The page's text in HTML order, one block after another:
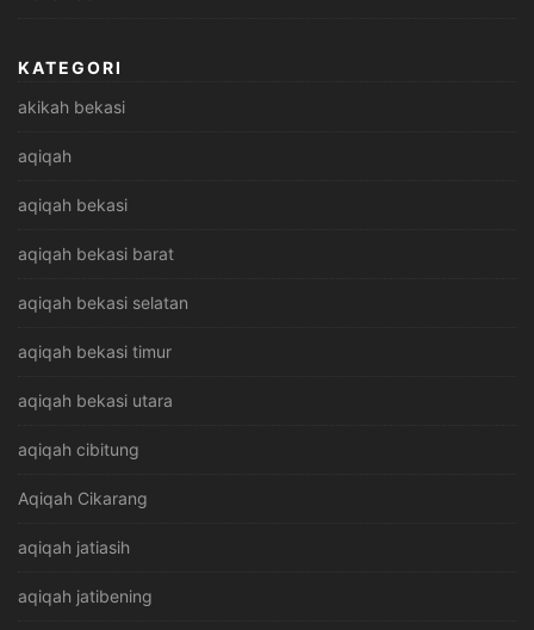
KATEGORI
akikah bekasi
aqiqah
aqiqah bekasi
aqiqah bekasi barat
aqiqah bekasi selatan
aqiqah bekasi timur
aqiqah bekasi utara
aqiqah cibitung
Aqiqah Cikarang
aqiqah jatiasih
aqiqah jatibening